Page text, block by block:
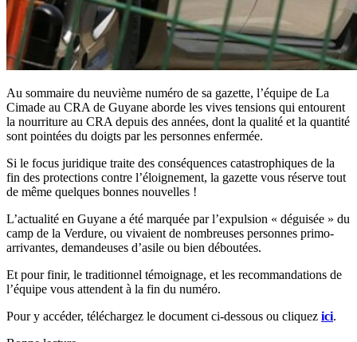
Au sommaire du neuvième numéro de sa gazette, l’équipe de La
Cimade au CRA de Guyane aborde les vives tensions qui entourent
la nourriture au CRA depuis des années, dont la qualité et la quantité
sont pointées du doigts par les personnes enfermée.
Si le focus juridique traite des conséquences catastrophiques de la
fin des protections contre l’éloignement, la gazette vous réserve tout
de même quelques bonnes nouvelles !
L’actualité en Guyane a été marquée par l’expulsion « déguisée » du
camp de la Verdure, ou vivaient de nombreuses personnes primo-
arrivantes, demandeuses d’asile ou bien déboutées.
Et pour finir, le traditionnel témoignage, et les recommandations de
l’équipe vous attendent à la fin du numéro.
Pour y accéder, téléchargez le document ci-dessous ou cliquez ici.